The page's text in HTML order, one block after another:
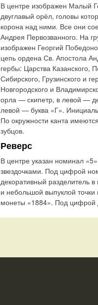
В центре изображен Малый
двуглавый орёл, головы
корона над ними. Все они
Андрея Первозванного. На
изображен Георгий
цепь ордена Св. Апостола
гербы: Царства Казанского,
Сибирского, Грузинского и
Новгородского и
орла — скипетр, в левой —
левой — буква «Г».
По окружности канта
зубцов.
Реверс
В центре указан номинал
звездочками. Под цифрой
декоративный разделитель
и небольшой выпуклой
монеты «1884». Под цифрой